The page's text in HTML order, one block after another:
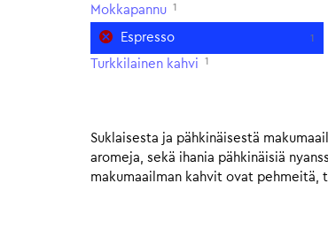
Mokkapannu 1
Espresso 1
Turkkilainen kahvi 1
Suklaisesta ja pähkinäisestä
aromeja, sekä ihania pähkinäisiä
makumaailman kahvit ovat pehmeitä,